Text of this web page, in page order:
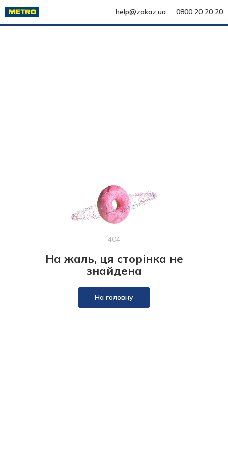
help@zakaz.ua 0800 20 20 20
404
На жаль, ця сторінка не
знайдена
На головну